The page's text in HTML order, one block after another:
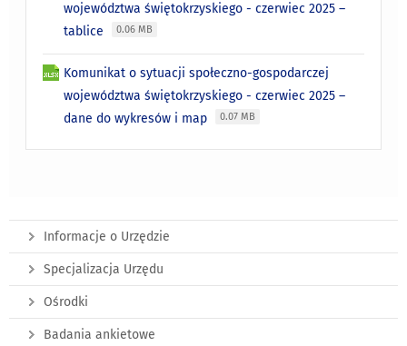
województwa świętokrzyskiego - czerwiec 2025 –
tablice
0.06 MB
Komunikat o sytuacji społeczno-gospodarczej
województwa świętokrzyskiego - czerwiec 2025 –
dane do wykresów i map
0.07 MB
Informacje o Urzędzie
Specjalizacja Urzędu
Ośrodki
Badania ankietowe